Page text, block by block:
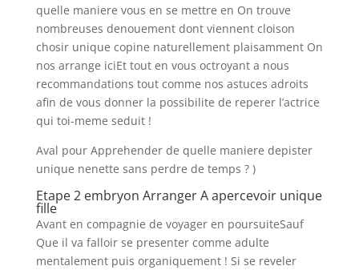
quelle maniere vous en se mettre en On trouve
nombreuses denouement dont viennent cloison
chosir unique copine naturellement plaisamment On
nos arrange iciEt tout en vous octroyant a nous
recommandations tout comme nos astuces adroits
afin de vous donner la possibilite de reperer l’actrice
qui toi-meme seduit !
Aval pour Apprehender de quelle maniere depister
unique nenette sans perdre de temps ? )
Etape 2 embryon Arranger A apercevoir unique
fille
Avant en compagnie de voyager en poursuiteSauf
Que il va falloir se presenter comme adulte
mentalement puis organiquement ! Si se reveler